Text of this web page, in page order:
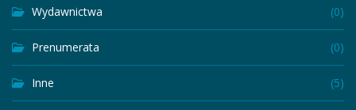
Wydawnictwa (0)
Prenumerata (0)
Inne (5)